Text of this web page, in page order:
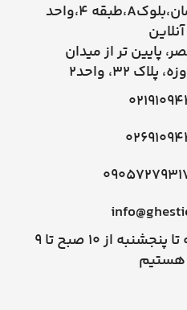
،مجتمع تجاری یادمان،بلوکA،طبقه ۴،واحد
پایین تر از میدان
32، واحد2
ساعات کاری: شنبه تا پنجشنبه از ۱۰ صبح تا ۹
هستیم